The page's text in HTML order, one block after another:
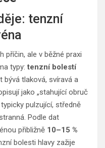
tenzní
příčin, ale v běžné praxi
typy:tenzní bolestí
bývá tlaková, svíravá a
jako „stahující obruč
pulzující, středně
Podle dat
přibližně 10–15 %
bolesti hlavy zažije